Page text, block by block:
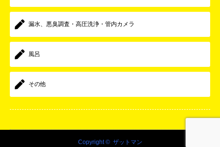
漏水、悪臭調査・高圧洗浄・管内カメラ
風呂
その他
Copyright © ザットマン